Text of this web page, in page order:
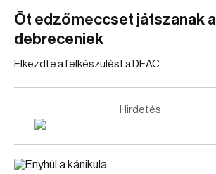
Öt edzőmeccset játszanak a
debreceniek
Elkezdte a felkészülést a DEAC.
Hirdetés